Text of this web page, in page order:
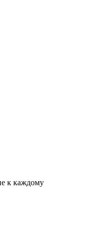
к каждому